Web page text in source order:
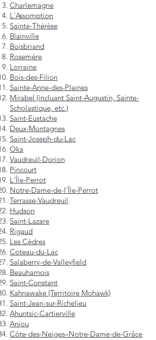
Charlemagne
L'Assomption
Sainte-Thérèse
Blainville
Boisbriand
Rosemère
Lorraine
Bois-des-Filion
Sainte-Anne-des-Plaines
Mirabel (incluant Saint-Augustin, Sainte-
Scholastique, etc.)
Saint-Eustache
Deux-Montagnes
Saint-Joseph-du-Lac
Oka
Vaudreuil-Dorion
Pincourt
L'Île-Perrot
Notre-Dame-de-l'Île-Perrot
Terrasse-Vaudreuil
Hudson
Saint-Lazare
Rigaud
Les Cèdres
Coteau-du-Lac
Salaberry-de-Valleyfield
Beauharnois
Saint-Constant
Kahnawake (Territoire Mohawk)
Saint-Jean-sur-Richelieu
Ahuntsic-Cartierville
Anjou
Côte-des-Neiges–Notre-Dame-de-Grâce